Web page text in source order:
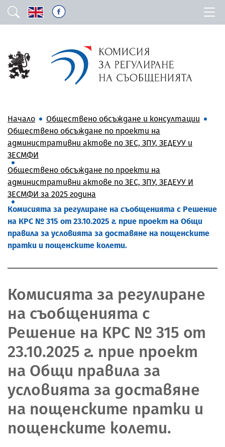
Начало
Обществено обсъждане и консултации
Обществено обсъждане по проекти на
административни актове по ЗЕС, ЗПУ, ЗЕДЕУУ и
ЗЕСМФИ
Обществено обсъждане по проекти на
административни актове по ЗЕС, ЗПУ, ЗЕДЕУУ И
ЗЕСМФИ за 2025 година
Комисията за регулиране на съобщенията с Решение
на КРС № 315 от 23.10.2025 г. прие проект на Общи
правила за условията за доставяне на пощенските
пратки и пощенските колети.
Комисията за регулиране
на съобщенията с
Решение на КРС № 315 от
23.10.2025 г. прие проект
на Общи правила за
условията за доставяне
на пощенските пратки и
пощенските колети.